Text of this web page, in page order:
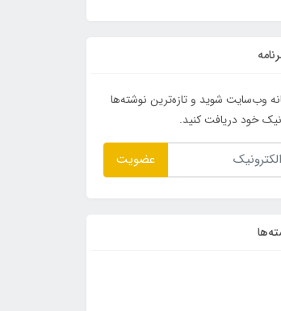
وب‌سایت شوید و تازه‌ترین نوشته‌ها
خود دریافت کنید.
عضویت